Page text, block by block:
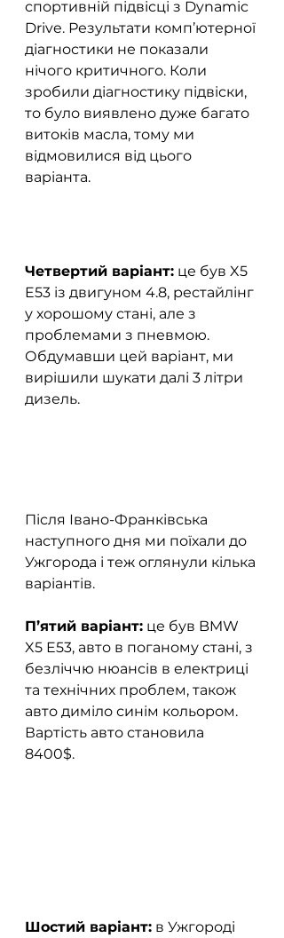
спортивній підвісці з Dynamic
Drive. Результати комп’ютерної
діагностики не показали
нічого критичного. Коли
зробили діагностику підвіски,
то було виявлено дуже багато
витоків масла, тому ми
відмовилися від цього
варіанта.
Четвертий варіант: це був X5
E53 із двигуном 4.8, рестайлінг
у хорошому стані, але з
проблемами з пневмою.
Обдумавши цей варіант, ми
вирішили шукати далі 3 літри
дизель.
Після Івано-Франківська
наступного дня ми поїхали до
Ужгорода і теж оглянули кілька
варіантів.
П’ятий варіант: це був BMW
X5 E53, авто в поганому стані, з
безліччю нюансів в електриці
та технічних проблем, також
авто диміло синім кольором.
Вартість авто становила
8400$.
Шостий варіант: в Ужгороді